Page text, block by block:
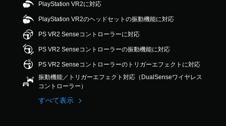
6
4
す
PlayStation VR2に対応
PlayStation VR2のヘッドセットの振動機能に対応
PS VR2 Senseコントローラーに対応
PS VR2 Senseコントローラーの振動機能に対応
PS VR2 Senseコントローラーのトリガーエフェクトに対応
振動機能／トリガーエフェクト対応（DualSenseワイヤレス
コントローラー）
すべて表示